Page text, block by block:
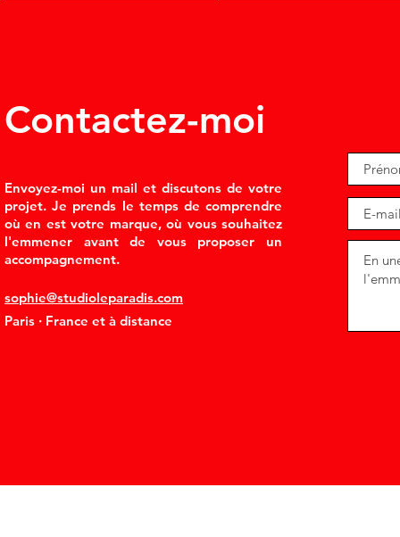
Contactez-moi
Envoyez-moi un mail et discutons de votre
projet. Je prends le temps de comprendre
où en est votre marque, où vous souhaitez
l'emmener avant de vous proposer un
accompagnement.
sophie@studioleparadis.com
Paris · France et à distance